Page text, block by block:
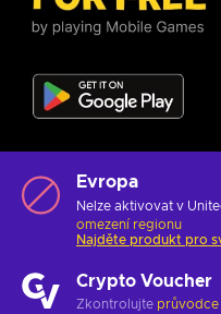
Evropa
Nelze aktivovat v
omezení regionu
Najděte produkt pro
Crypto Voucher
Zkontrolujte průvodce